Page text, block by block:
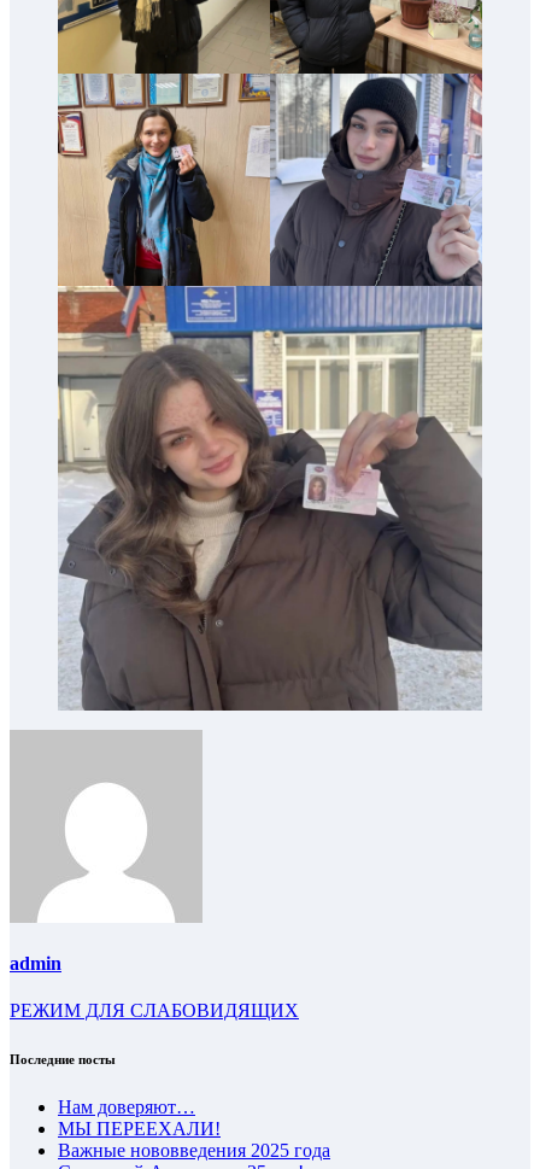
admin
РЕЖИМ ДЛЯ СЛАБОВИДЯЩИХ
Последние посты
Нам доверяют…
МЫ ПЕРЕЕХАЛИ!
Важные нововведения 2025 года